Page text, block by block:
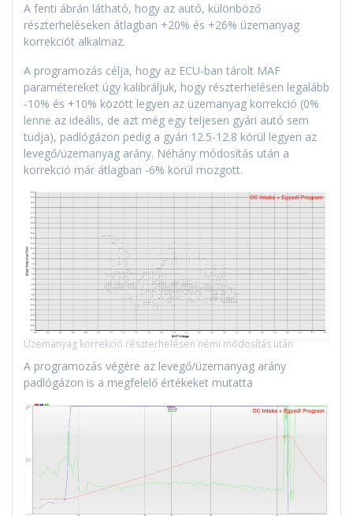
A fenti ábrán látható, hogy az autó, különböző
részterheléseken átlagban +20% és +26% üzemanyag
korrekciót alkalmaz.
A programozás célja, hogy az ECU-ban tárolt MAF
paramétereket úgy kalibráljuk, hogy részterhelésen legalább
-10% és +10% között legyen az üzemanyag korrekció (0%
lenne az ideális, de azt még egy teljesen gyári autó sem
tudja), padlógázon pedig a gyári 12.5-12.8 körül legyen az
levegő/üzemanyag arány. Néhány módosítás után a
korrekció már átlagban -6% körül mozgott.
Üzemanyag korrekció részterhelésen némi módosítás után
A programozás végére az levegő/üzemanyag arány
padlógázon is a megfelelő értékeket mutatta